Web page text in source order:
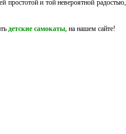
простотой и той невероятной
детские самокаты, на нашем сайте!